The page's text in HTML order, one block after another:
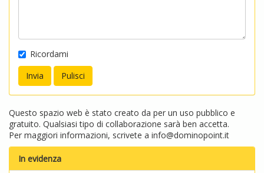
Ricordami
Questo spazio web è stato creato da per un uso pubblico e
gratuito. Qualsiasi tipo di collaborazione sarà ben accetta.
Per maggiori informazioni, scrivete a info@dominopoint.it
In evidenza